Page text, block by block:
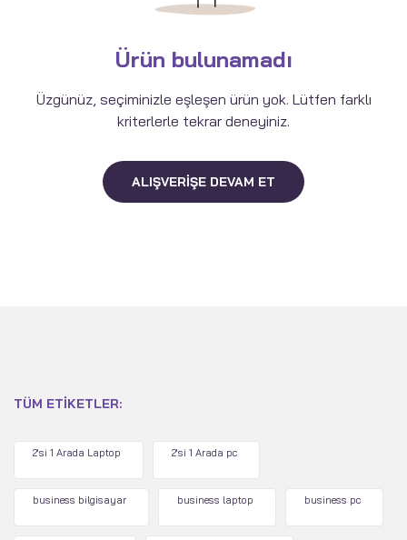
Ürün bulunamadı
Üzgünüz, seçiminizle eşleşen ürün yok. Lütfen farklı
kriterlerle tekrar deneyiniz.
ALIŞVERIŞE DEVAM ET
TÜM ETIKETLER:
2'si 1 Arada Laptop 2'si 1 Arada pc
business bilgisayar business laptop business pc